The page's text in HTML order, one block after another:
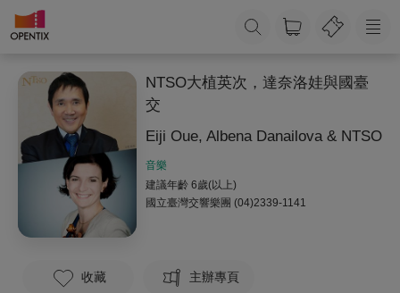
NTSO大植英次，達奈洛娃與國臺
交
Eiji Oue, Albena Danailova & NTSO
音樂
建議年齡 6歲(以上)
國立臺灣交響樂團 (04)2339-1141
收藏 主辦專頁